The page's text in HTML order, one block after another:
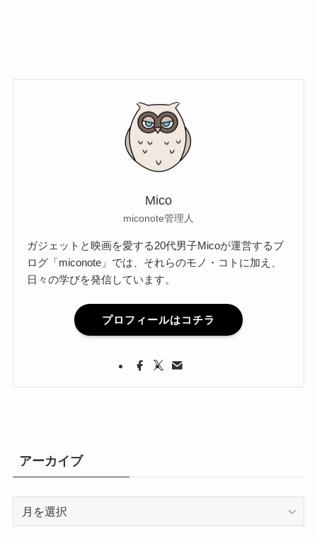
Mico
miconote管理人
ガジェットと映画を愛する20代男子Micoが運営するブ
ログ「miconote」では、それらのモノ・コトに加え、
日々の学びを発信しています。
プロフィールはコチラ
アーカイブ